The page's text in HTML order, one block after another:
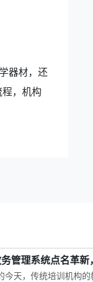
器材，还
，机构
管理系统点名革新
今天，传统培训机构